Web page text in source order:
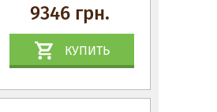
9346 грн.
КУПИТЬ